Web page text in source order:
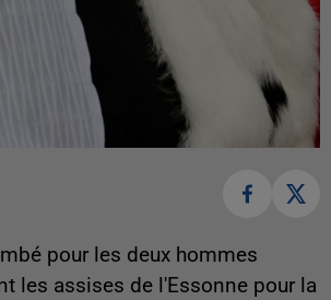
pour les deux hommes
les assises de l'Essonne pour la